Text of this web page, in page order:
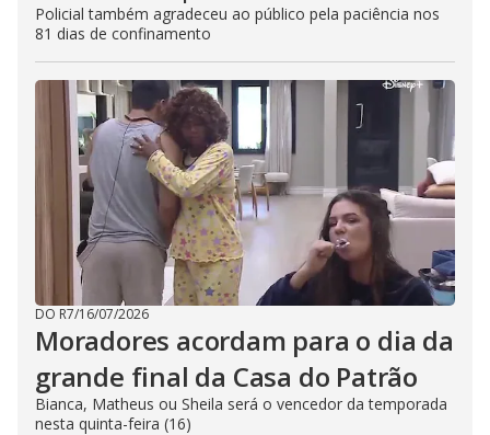
Policial também agradeceu ao público pela paciência nos
81 dias de confinamento
DO R7/16/07/2026
Moradores acordam para o dia da
grande final da Casa do Patrão
Bianca, Matheus ou Sheila será o vencedor da temporada
nesta quinta-feira (16)